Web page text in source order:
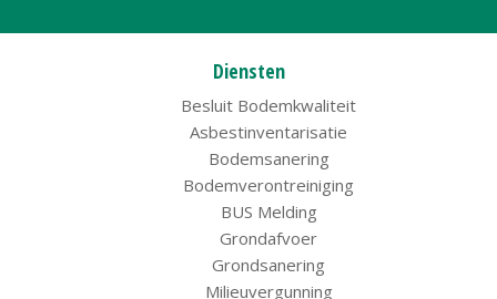
Diensten
Besluit Bodemkwaliteit
Asbestinventarisatie
Bodemsanering
Bodemverontreiniging
BUS Melding
Grondafvoer
Grondsanering
Milieuvergunning